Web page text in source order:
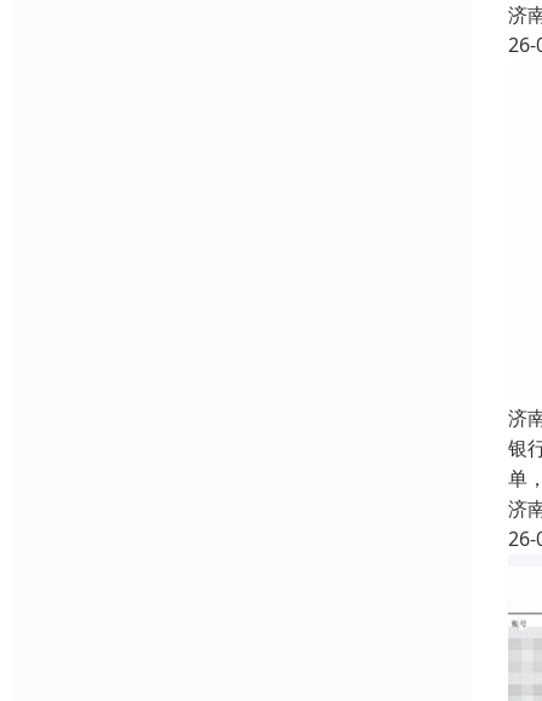
济
26-
济
银
单
济
26-